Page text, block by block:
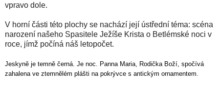
vpravo dole.
V horní části této plochy se nachází její ústřední téma: scéna
narození našeho Spasitele Ježíše Krista o Betlémské noci v
roce, jímž počíná náš letopočet.
Jeskyně je temně černá. Je noc. Panna Maria, Rodička Boží, spočívá
zahalena ve ztemnělém plášti na pokrývce s antickým ornamentem.